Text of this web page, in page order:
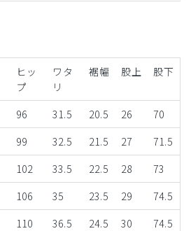
ヒッ
プ
ワタ
リ
裾幅 股上 股下
96 31.5 20.5 26
70
99 32.5 21.5 27
71.5
102 33.5 22.5 28
73
106 35 23.5 29
74.5
110 36.5 24.5 30 74.5